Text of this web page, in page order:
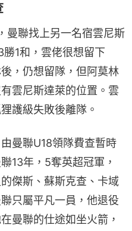
曼聯找上另一名宿雲尼斯
1和，雲佬很想留下
，仍想留隊，但阿莫林
雲尼斯達萊的位置。雲
護級失敗後離隊。
曼聯U18領隊費查暫時
13年，5奪英超冠軍，
傑斯、蘇斯克查、卡域
只屬平凡一員，他退役
曼聯的仕途如坐火箭，